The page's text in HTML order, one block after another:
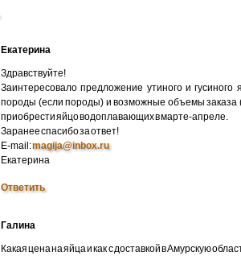
Екатерина
Здравствуйте!
Заинтересовало предложение утиного и
породы (если породы) и возможные объемы заказа
приобрести яйцо водоплавающих в марте-апреле.
Заранее спасибо за ответ!
E-mail:magija@inbox.ru
Екатерина
Ответить
Галина
Какая цена на яйца и как с доставкой в Амурскую